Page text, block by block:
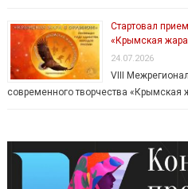
Стартовал
«Крымская
24.07.2026
VIII
современного творчества «Крымская